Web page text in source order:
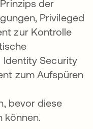
der
Privileged
zur Kontrolle
Identity Security
zum Aufspüren
bevor diese
können.